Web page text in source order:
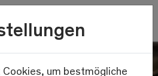
um bestmögliche